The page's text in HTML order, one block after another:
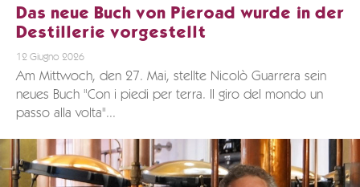
Das neue Buch von Pieroad wurde in der
Destillerie vorgestellt
12 Giugno 2026
Am Mittwoch, den 27. Mai, stellte Nicolò Guarrera sein
neues Buch "Con i piedi per terra. Il giro del mondo un
passo alla volta"...